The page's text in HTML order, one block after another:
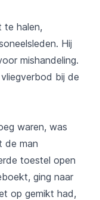
te halen,
Hij
mishandeling.
bij de
waren, was
de man
toestel open
ging naar
op gemikt had,